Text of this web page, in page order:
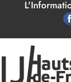
Panneau de gestion